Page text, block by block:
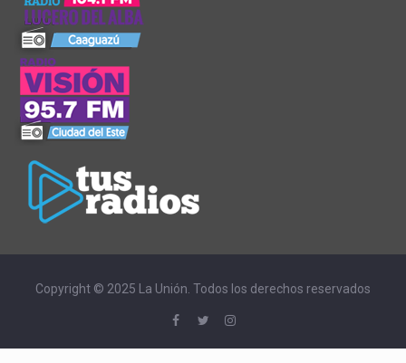
Copyright © 2025 La Unión. Todos los derechos reservados